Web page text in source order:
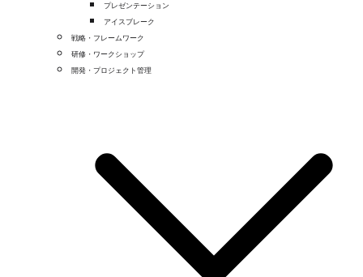
プレゼンテーション
アイスブレーク
戦略・フレームワーク
研修・ワークショップ
開発・プロジェクト管理